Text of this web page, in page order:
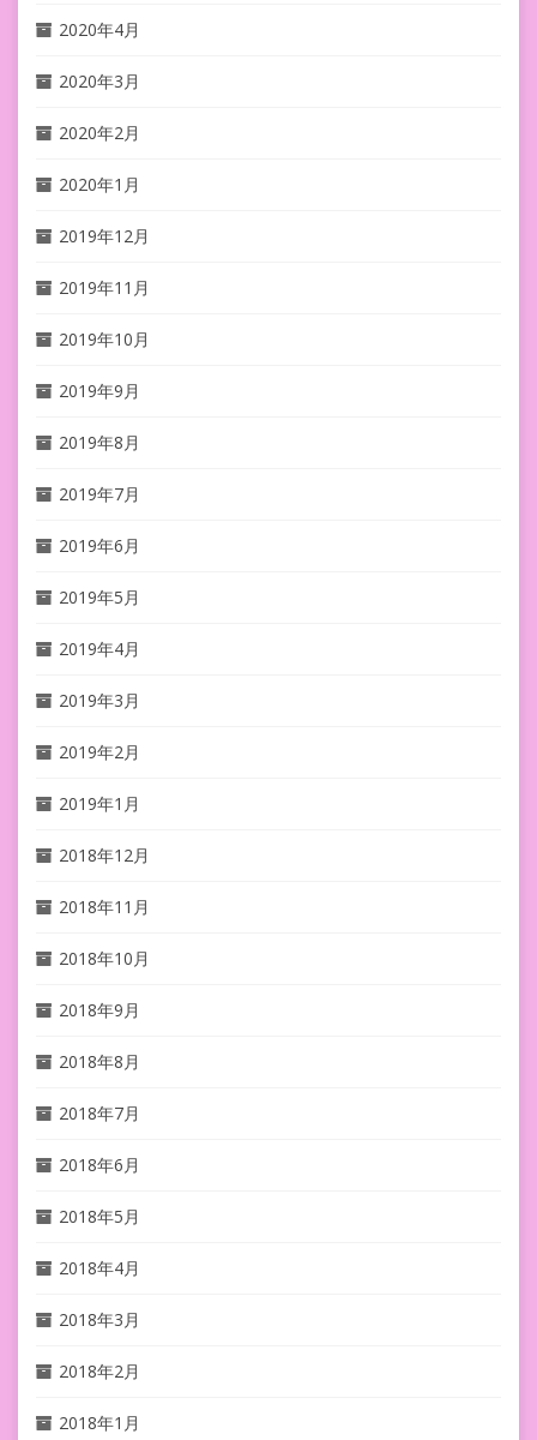
2020年4月
2020年3月
2020年2月
2020年1月
2019年12月
2019年11月
2019年10月
2019年9月
2019年8月
2019年7月
2019年6月
2019年5月
2019年4月
2019年3月
2019年2月
2019年1月
2018年12月
2018年11月
2018年10月
2018年9月
2018年8月
2018年7月
2018年6月
2018年5月
2018年4月
2018年3月
2018年2月
2018年1月